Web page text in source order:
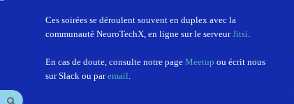
Ces soirées se déroulent souvent en duplex avec la
communauté NeuroTechX, en ligne sur le serveurJitsi.
En cas de doute, consulte notre page Meetup ou écrit nous
sur Slack ou paremail.